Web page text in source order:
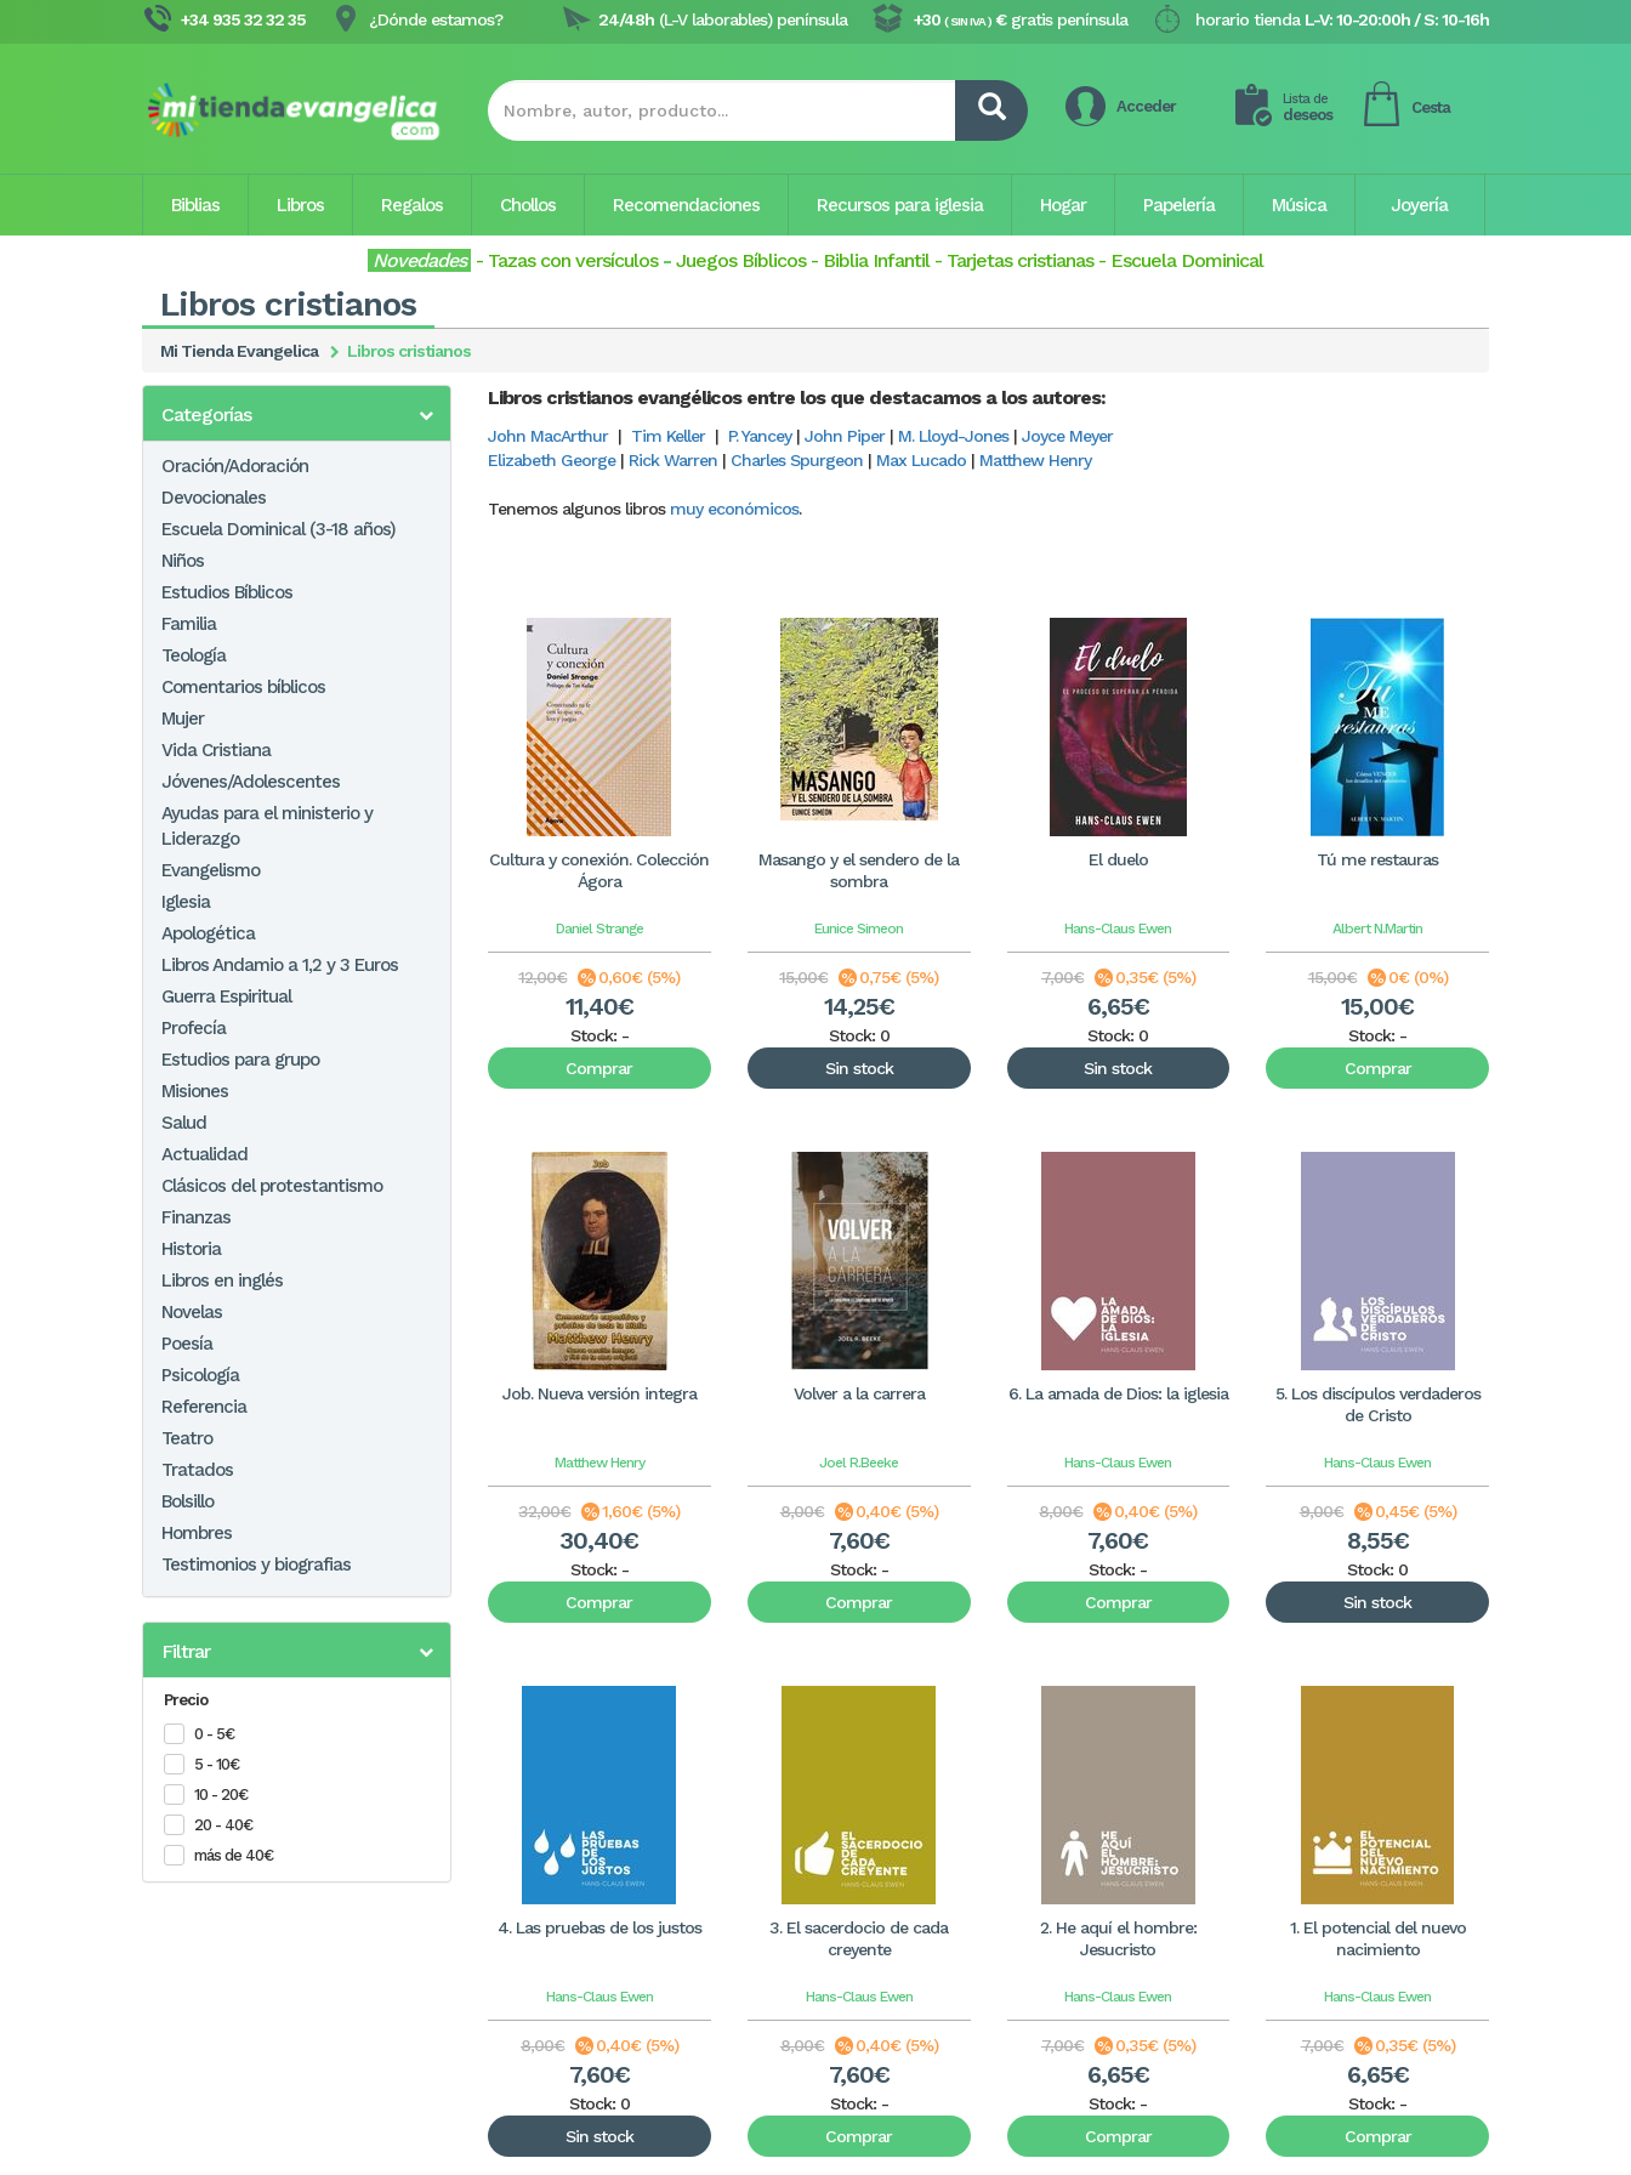
+34 935 32 32 35 ¿Dónde estamos? horario tienda L-V: 10-20:00h / S: 10-16h
+30 ( SIN IVA ) €gratis península
24/48h (L-V laborables) península
Acceder Lista de
deseos Cesta
Biblias Libros Regalos Chollos Recomendaciones Recursos para iglesia Hogar Papelería Música Joyería
Novedades - Tazas con versículos- Juegos Bíblicos- Biblia Infantil- Tarjetas cristianas - Escuela Dominical
Libros cristianos
Mi Tienda Evangelica Libros cristianos
Categorías
Oración/Adoración
Devocionales
Escuela Dominical (3-18 años)
Niños
Estudios Bíblicos
Familia
Teología
Comentarios bíblicos
Mujer
Vida Cristiana
Jóvenes/Adolescentes
Ayudas para el ministerio y
Liderazgo
Evangelismo
Iglesia
Apologética
Libros Andamio a 1,2 y 3 Euros
Guerra Espiritual
Profecía
Estudios para grupo
Misiones
Salud
Actualidad
Clásicos del protestantismo
Finanzas
Historia
Libros en inglés
Novelas
Poesía
Psicología
Referencia
Teatro
Tratados
Bolsillo
Hombres
Testimonios y biografias
Filtrar
Precio
0 - 5€
5 - 10€
10 - 20€
20 - 40€
más de 40€
Libros cristianos evangélicos entre los que destacamos a los autores:
John MacArthur| Tim Keller| P. Yancey| John Piper| M. Lloyd-Jones| Joyce Meyer
Elizabeth George| Rick Warren | Charles Spurgeon | Max Lucado | Matthew Henry
Tenemos algunos libros muy económicos.
Cultura y conexión. Colección
Ágora
Daniel Strange
12,00€ 0,60€ (5%)
11,40€
Stock: -
Comprar
Masango y el sendero de la
sombra
Eunice Simeon
15,00€ 0,75€ (5%)
14,25€
Stock: 0
Sin stock
El duelo
Hans-Claus Ewen
7,00€ 0,35€ (5%)
6,65€
Stock: 0
Sin stock
Tú me restauras
Albert N.Martin
15,00€ 0€ (0%)
15,00€
Stock: -
Comprar
Job. Nueva versión integra
Matthew Henry
32,00€ 1,60€ (5%)
30,40€
Stock: -
Comprar
Volver a la carrera
Joel R.Beeke
8,00€ 0,40€ (5%)
7,60€
Stock: -
Comprar
6. La amada de Dios: la iglesia
Hans-Claus Ewen
8,00€ 0,40€ (5%)
7,60€
Stock: -
Comprar
5. Los discípulos verdaderos
de Cristo
Hans-Claus Ewen
9,00€ 0,45€ (5%)
8,55€
Stock: 0
Sin stock
4. Las pruebas de los justos
Hans-Claus Ewen
8,00€ 0,40€ (5%)
7,60€
Stock: 0
Sin stock
3. El sacerdocio de cada
creyente
Hans-Claus Ewen
8,00€ 0,40€ (5%)
7,60€
Stock: -
Comprar
2. He aquí el hombre:
Jesucristo
Hans-Claus Ewen
7,00€ 0,35€ (5%)
6,65€
Stock: -
Comprar
1. El potencial del nuevo
nacimiento
Hans-Claus Ewen
7,00€ 0,35€ (5%)
6,65€
Stock: -
Comprar